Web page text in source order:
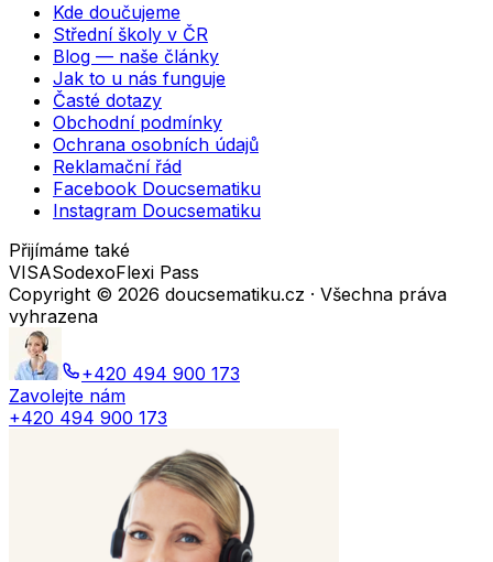
Kde doučujeme
Střední školy v ČR
Blog — naše články
Jak to u nás funguje
Časté dotazy
Obchodní podmínky
Ochrana osobních údajů
Reklamační řád
Facebook Doucsematiku
Instagram Doucsematiku
Přijímáme také
VISASodexoFlexi Pass
Copyright © 2026 doucsematiku.cz · Všechna práva
vyhrazena
+420 494 900 173
Zavolejte nám
+420 494 900 173